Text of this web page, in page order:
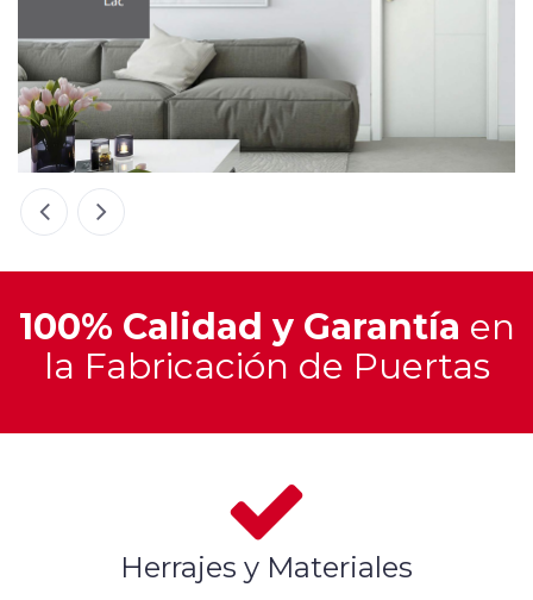
100% Calidad y Garantía en
la Fabricación de Puertas
Herrajes y Materiales